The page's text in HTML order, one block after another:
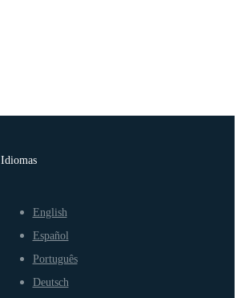
Idiomas
English
Español
Português
Deutsch